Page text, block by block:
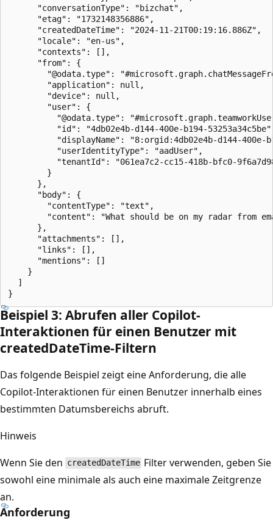
      "conversationType": "bizchat",
      "etag": "1732148356886",
      "createdDateTime": "2024-11-21T00:19:16.886Z",
      "locale": "en-us",
      "contexts": [],
      "from": {
"@odata.type":
        "application": null,
        "device": null,
        "user": {
"@odata.type":
"id": "4db02e4b-d144-400e-b194-
"displayName": "8:orgid:4db02e4b-d144-400e-
          "userIdentityType": "aadUser",
"tenantId": "061ea7c2-cc15-418b-bfc0-
        }
      },
      "body": {
        "contentType": "text",
"content": "What should be on my radar from
      },
      "attachments": [],
      "links": [],
      "mentions": []
    }
  ]
Beispiel 3: Abrufen aller Copilot-
Interaktionen für einen Benutzer mit
createdDateTime-Filtern
Das folgende Beispiel zeigt eine Anforderung, die alle
Copilot-Interaktionen für einen Benutzer innerhalb eines
bestimmten Datumsbereichs abruft.
Hinweis
Wenn Sie den createdDateTime Filter verwenden, geben Sie
sowohl eine minimale als auch eine maximale Zeitgrenze
an.
Anforderung